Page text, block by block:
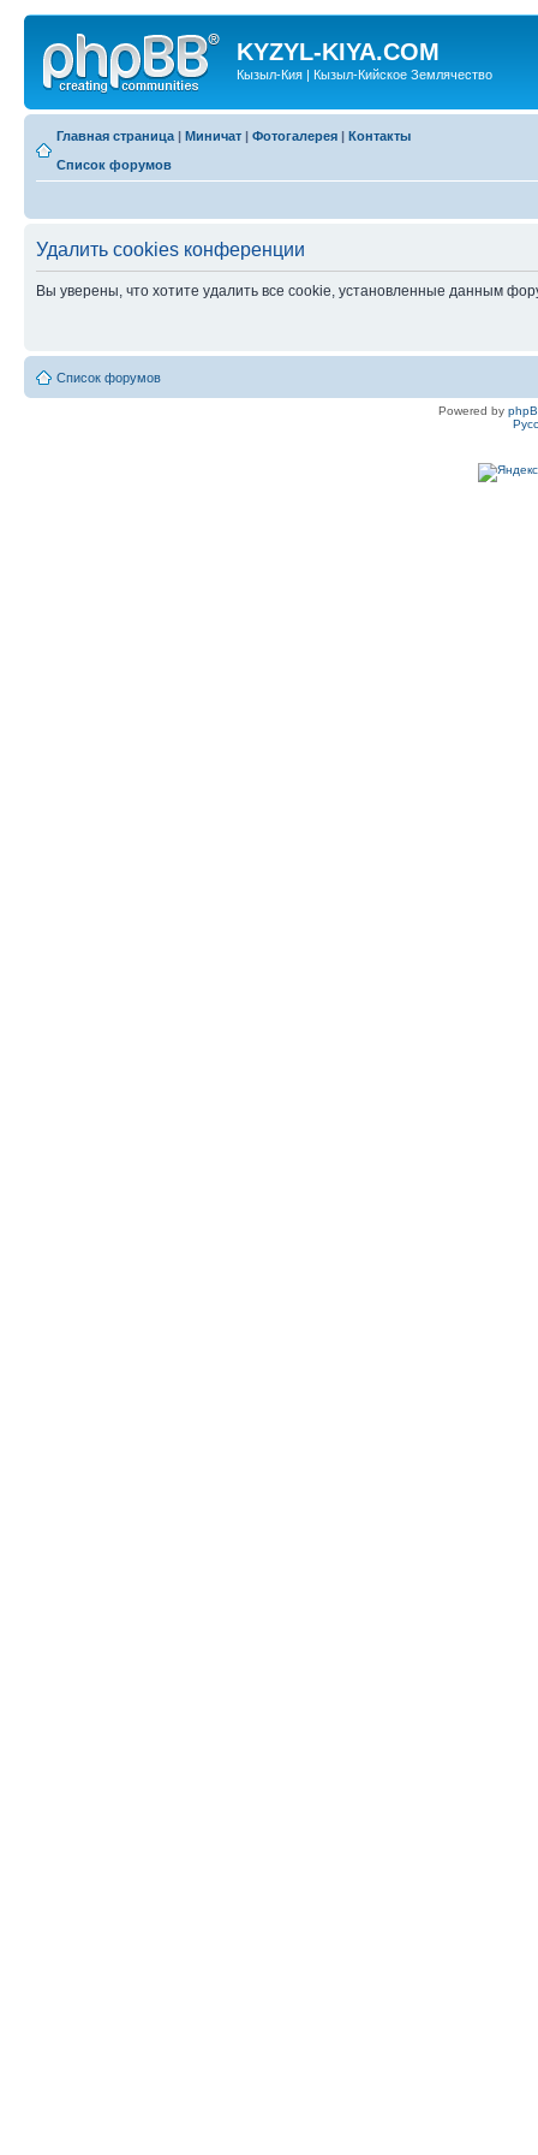
KYZYL-KIYA.COM
Кызыл-Кия | Кызыл-Кийское Землячество
Главная страница | Миничат | Фотогалерея | Контакты
Список форумов
Удалить cookies конференции
Вы уверены, что хотите удалить все cookie, установленные данным
Список форумов
Powered by